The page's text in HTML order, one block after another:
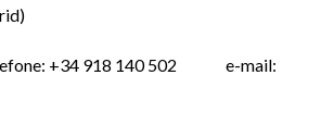
+34 918 140 502 e-mail: